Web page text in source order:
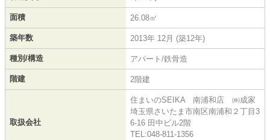
面積 26.08㎡
築年数 2013年 12月 (築12年)
種別/構造 アパート/鉄骨造
階建 2階建
取扱会社
住まいのSEIKA 南浦和店 ㈱成家
埼玉県さいたま市南区南浦和２丁目3
6-16 田中ビル2階
TEL:048-811-1356